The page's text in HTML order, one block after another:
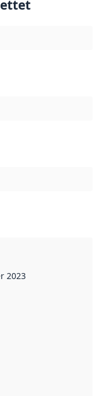
2023